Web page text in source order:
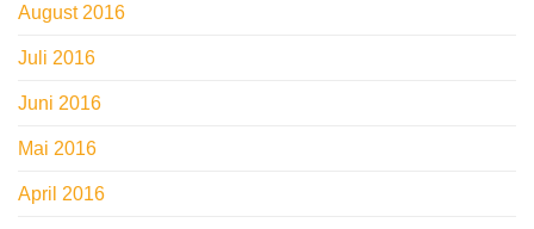
August 2016
Juli 2016
Juni 2016
Mai 2016
April 2016